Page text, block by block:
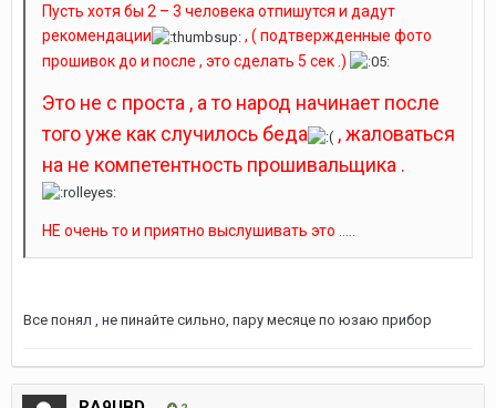
Пусть хотя бы 2 – 3 человека отпишутся и дадут
рекомендации
, ( подтвержденные фото
прошивок до и после , это сделать 5 сек .)
Это не с проста , а то народ начинает после
того уже как случилось беда
, жаловаться
на не компетентность прошивальщика .
НЕ очень то и приятно выслушивать это .....
Все понял , не пинайте сильно, пару месяце по юзаю прибор